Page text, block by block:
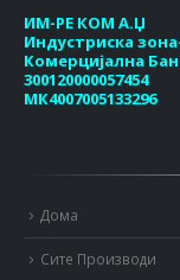
ИМ-РЕ КОМ А.Џ
Индустриска
Комерцијална
300120000057454
МК4007005133296
Дома
Сите Производи